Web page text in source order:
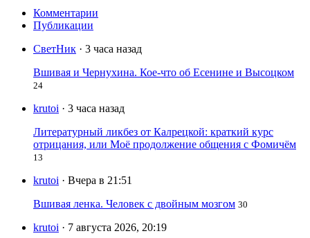
Комментарии
Публикации
СветНик · 3 часа назад
Вшивая и Чернухина. Кое-что об Есенине и Высоцком
24
krutoi · 3 часа назад
Литературный ликбез от Калрецкой: краткий курс
отрицания, или Моё продолжение общения с Фомичём
13
krutoi · Вчера в 21:51
Вшивая ленка. Человек с двойным мозгом 30
krutoi · 7 августа 2026, 20:19